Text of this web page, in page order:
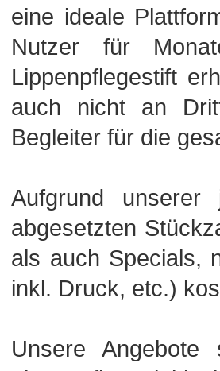
eine ideale
Nutzer für
Lippenpflegestift
auch nicht an
Begleiter für die
Aufgrund
abgesetzten
als auch Specials,
inkl. Druck, etc.)
Unsere